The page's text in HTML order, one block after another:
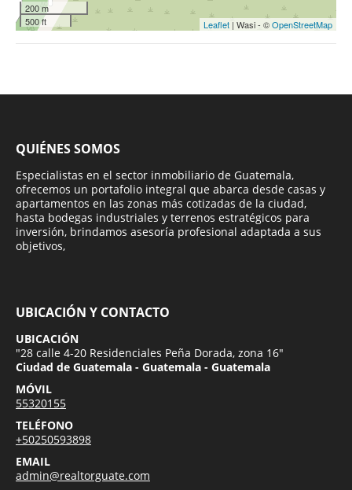
200 m
500 ft
Leaflet | Wasi - ©OpenStreetMap
QUIÉNES SOMOS
Especialistas en el sector inmobiliario de Guatemala,
ofrecemos un portafolio integral que abarca desde casas y
apartamentos en las zonas más cotizadas de la ciudad,
hasta bodegas industriales y terrenos estratégicos para
inversión, brindamos asesoría profesional adaptada a sus
objetivos,
UBICACIÓN Y CONTACTO
UBICACIÓN
"28 calle 4-20 Residenciales Peña Dorada, zona 16"
Ciudad de Guatemala - Guatemala - Guatemala
MÓVIL
55320155
TELÉFONO
+50250593898
EMAIL
admin@realtorguate.com